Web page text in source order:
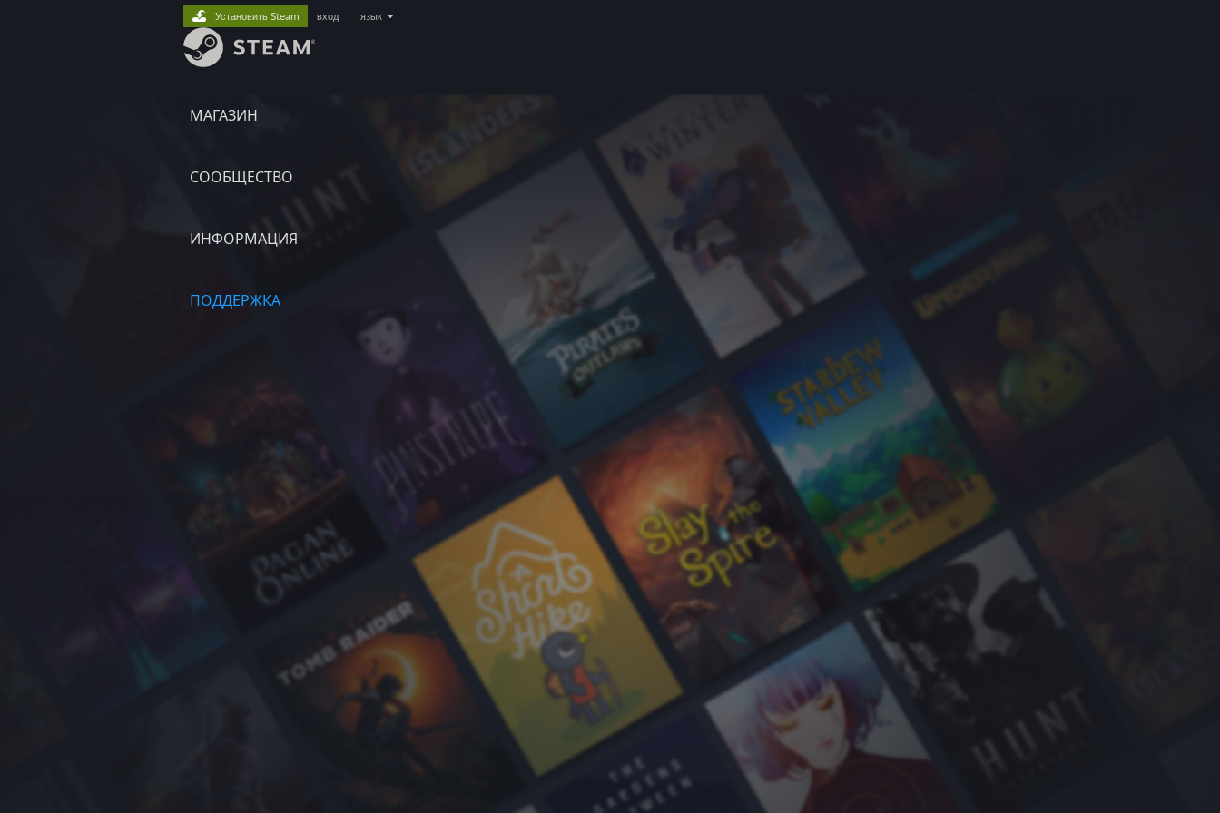
МАГАЗИН
СООБЩЕСТВО
ИНФОРМАЦИЯ
ПОДДЕРЖКА
Установить Steam вход язык